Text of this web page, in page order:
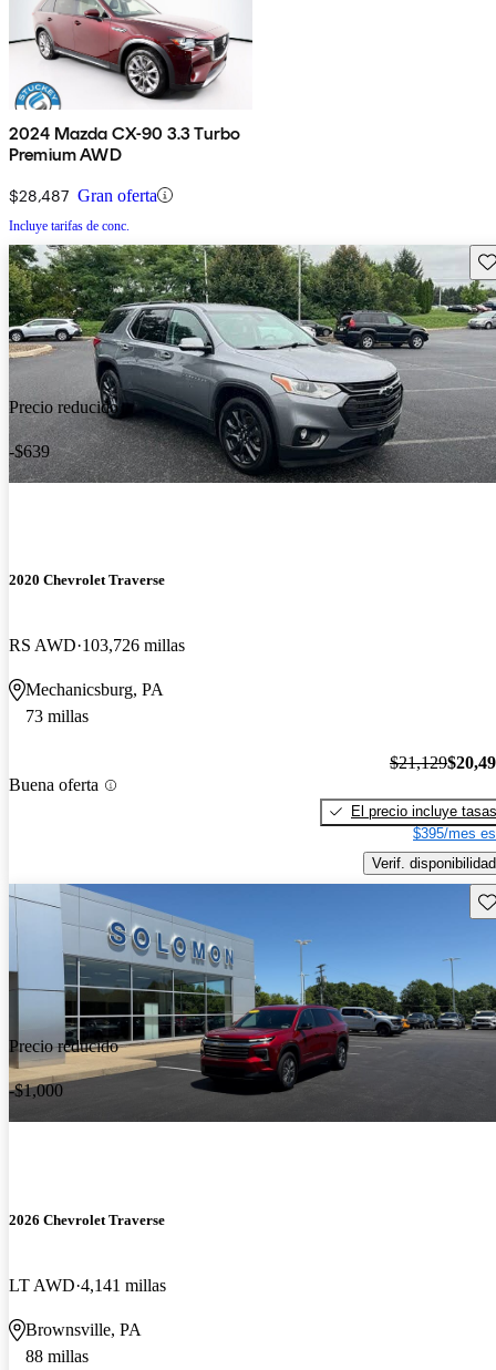
2024 Mazda CX-90 3.3 Turbo
Premium AWD
$28,487 Gran oferta
Incluye tarifas de conc.
Precio reducido
-$639
2020 Chevrolet Traverse
RS AWD 103,726 millas
Mechanicsburg, PA
73 millas
Buena oferta
$21,129
El precio incluye tasas
$395/mes
Verif. disponibilidad
Precio reducido
-$1,000
2026 Chevrolet Traverse
LT AWD 4,141 millas
Brownsville, PA
88 millas